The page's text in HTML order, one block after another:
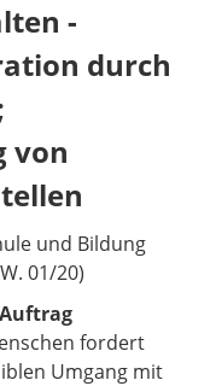
-
durch
von
und Bildung
01/20)
fordert
Umgang mit